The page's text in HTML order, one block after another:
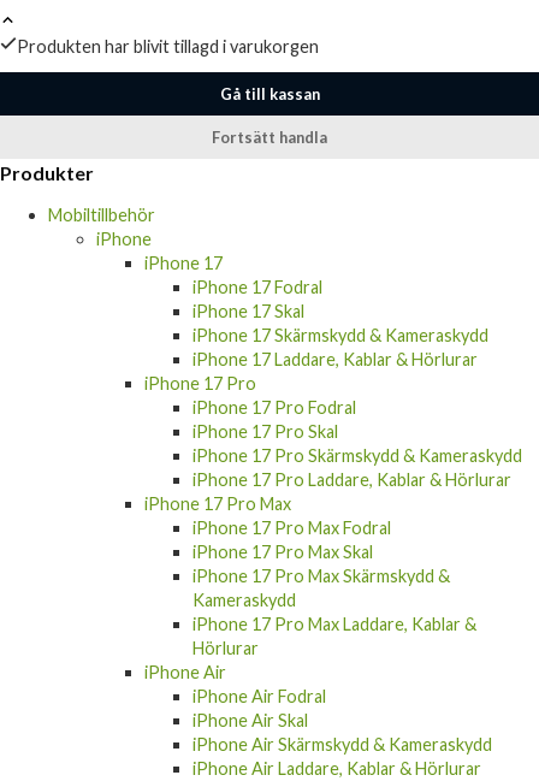
Produkten har blivit tillagd i varukorgen
Gå till kassan
Fortsätt handla
Produkter
Mobiltillbehör
iPhone
iPhone 17
iPhone 17 Fodral
iPhone 17 Skal
iPhone 17 Skärmskydd & Kameraskydd
iPhone 17 Laddare, Kablar & Hörlurar
iPhone 17 Pro
iPhone 17 Pro Fodral
iPhone 17 Pro Skal
iPhone 17 Pro Skärmskydd & Kameraskydd
iPhone 17 Pro Laddare, Kablar & Hörlurar
iPhone 17 Pro Max
iPhone 17 Pro Max Fodral
iPhone 17 Pro Max Skal
iPhone 17 Pro Max Skärmskydd &
Kameraskydd
iPhone 17 Pro Max Laddare, Kablar &
Hörlurar
iPhone Air
iPhone Air Fodral
iPhone Air Skal
iPhone Air Skärmskydd & Kameraskydd
iPhone Air Laddare, Kablar & Hörlurar